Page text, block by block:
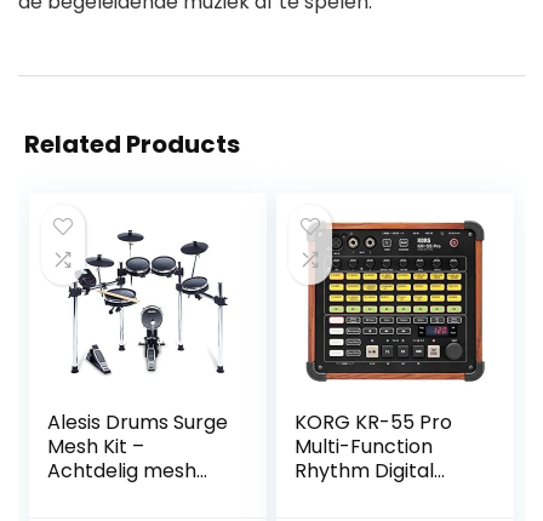
Related Products
Alesis Drums Surge
Mesh Kit –
Achtdelig mesh
KORG KR-55 Pro
Multi-Function
Rhythm Digital